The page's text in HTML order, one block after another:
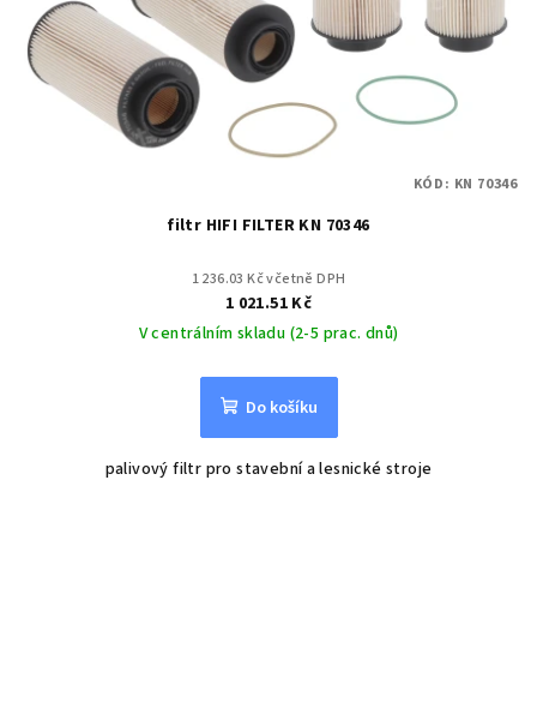
filtr HIFI FILTER KN 70346
1 236.03 Kč včetně DPH
1 021.51 Kč
V centrálním skladu (2-5 prac. dnů)
Do košíku
palivový filtr pro stavební a lesnické stroje
KÓD: KN 70346